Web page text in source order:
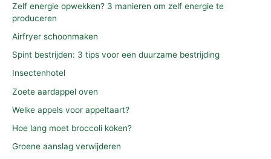
Zelf energie opwekken? 3 manieren om zelf energie te
produceren
Airfryer schoonmaken
Spint bestrijden: 3 tips voor een duurzame bestrijding
Insectenhotel
Zoete aardappel oven
Welke appels voor appeltaart?
Hoe lang moet broccoli koken?
Groene aanslag verwijderen